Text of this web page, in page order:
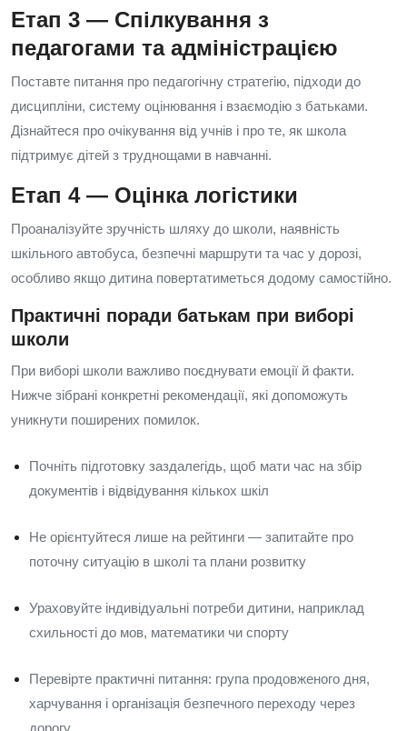
Етап 3 — Спілкування з
педагогами та адміністрацією
Поставте питання про педагогічну стратегію, підходи до
дисципліни, систему оцінювання і взаємодію з батьками.
Дізнайтеся про очікування від учнів і про те, як школа
підтримує дітей з труднощами в навчанні.
Етап 4 — Оцінка логістики
Проаналізуйте зручність шляху до школи, наявність
шкільного автобуса, безпечні маршрути та час у дорозі,
особливо якщо дитина повертатиметься додому самостійно.
Практичні поради батькам при виборі
школи
При виборі школи важливо поєднувати емоції й факти.
Нижче зібрані конкретні рекомендації, які допоможуть
уникнути поширених помилок.
Почніть підготовку заздалегідь, щоб мати час на збір
документів і відвідування кількох шкіл
Не орієнтуйтеся лише на рейтинги — запитайте про
поточну ситуацію в школі та плани розвитку
Ураховуйте індивідуальні потреби дитини, наприклад
схильності до мов, математики чи спорту
Перевірте практичні питання: група продовженого дня,
харчування і організація безпечного переходу через
дорогу